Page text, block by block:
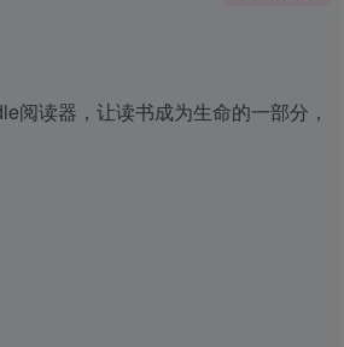
阅读器，让读书成为生命的一部分，